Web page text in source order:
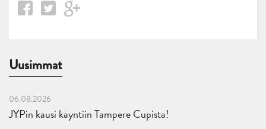
Uusimmat
06.08.2026
JYPin kausi käyntiin Tampere Cupista!